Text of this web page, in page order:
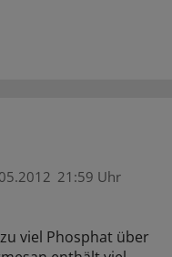
21:59 Uhr
viel Phosphat über